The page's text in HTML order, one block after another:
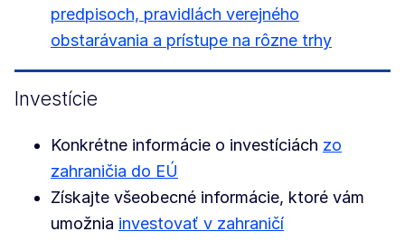
predpisoch, pravidlách verejného
obstarávania a prístupe na rôzne trhy
Investície
Konkrétne informácie o investíciách zo
zahraničia do EÚ
Získajte všeobecné informácie, ktoré vám
umožnia investovať v zahraničí